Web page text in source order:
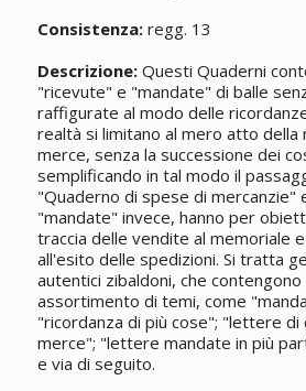
Consistenza:regg. 13
Descrizione:Questi Quaderni
"ricevute" e "mandate" di balle
raffigurate al modo delle
realtà si limitano al mero atto della
merce, senza la successione dei
semplificando in tal modo il
"Quaderno di spese di mercanzie"
"mandate" invece, hanno per
traccia delle vendite al memoriale
all'esito delle spedizioni. Si tratta
autentici zibaldoni, che
assortimento di temi, come
"ricordanza di più cose"; "lettere di
merce"; "lettere mandate in più
e via di seguito.